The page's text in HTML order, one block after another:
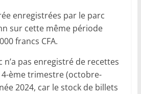
enregistrées par le parc
sur cette même période
francs CFA.
n’a pas enregistré de recettes
ème trimestre (octobre-
2024, car le stock de billets